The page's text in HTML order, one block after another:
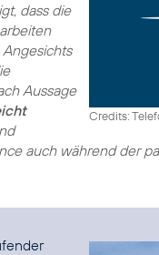
Credits:
dass die
Aussage
auch während der